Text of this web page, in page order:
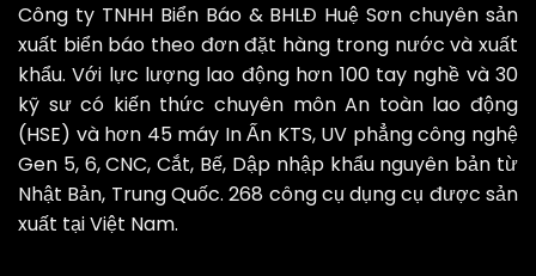
Công ty TNHH Biển Báo & BHLĐ Huệ Sơn chuyên sản
xuất biển báo theo đơn đặt hàng trong nước và xuất
khẩu. Với lực lượng lao động hơn 100 tay nghề và 30
kỹ sư có kiến thức chuyên môn An toàn lao động
(HSE) và hơn 45 máy In Ấn KTS, UV phẳng công nghệ
Gen 5, 6, CNC, Cắt, Bế, Dập nhập khẩu nguyên bản từ
Nhật Bản, Trung Quốc. 268 công cụ dụng cụ được sản
xuất tại Việt Nam.